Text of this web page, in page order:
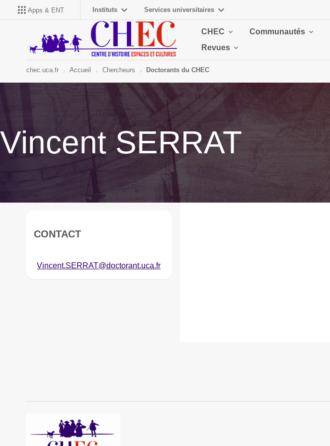
Apps & ENT Instituts Services universitaires
CHEC Communautés
Revues
chec.uca.fr Accueil Chercheurs Doctorants du CHEC
Vincent SERRAT
CONTACT
Vincent.SERRAT@doctorant.uca.fr